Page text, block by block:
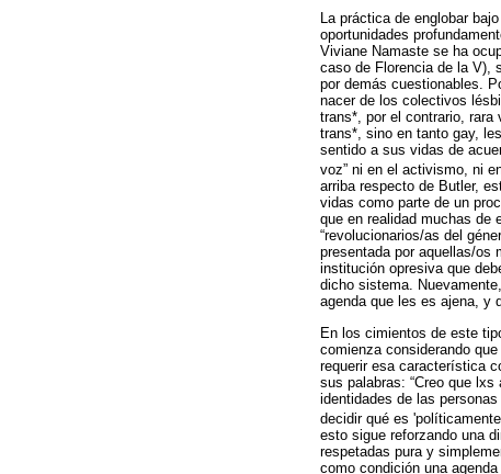
La práctica de englobar
oportunidades
Viviane Namaste se ha
caso de Florencia de la V),
por demás cuestionables.
nacer de los colectivos
trans*, por el contrario,
trans*, sino en tanto gay,
sentido a sus vidas de
voz” ni en el activismo, ni
arriba respecto de Butler,
vidas como parte de un
que en realidad muchas de
“revolucionarios/as del
presentada por aquellas/os
institución opresiva que
dicho sistema.
agenda que les es ajena, y
En los cimientos de este
comienza considerando
requerir esa característica
sus palabras: “Creo que
identidades de las
decidir qué es
esto sigue reforzando una
respetadas pura y
como condición una